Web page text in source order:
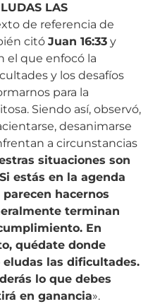
LAS
de referencia de
citó Juan 16:33 y
el que enfocó la
y los desafíos
para la
Siendo así, observó,
desanimarse
a circunstancias
situaciones son
estás en la agenda
hacernos
terminan
En
quédate donde
las dificultades.
lo que debes
en ganancia».